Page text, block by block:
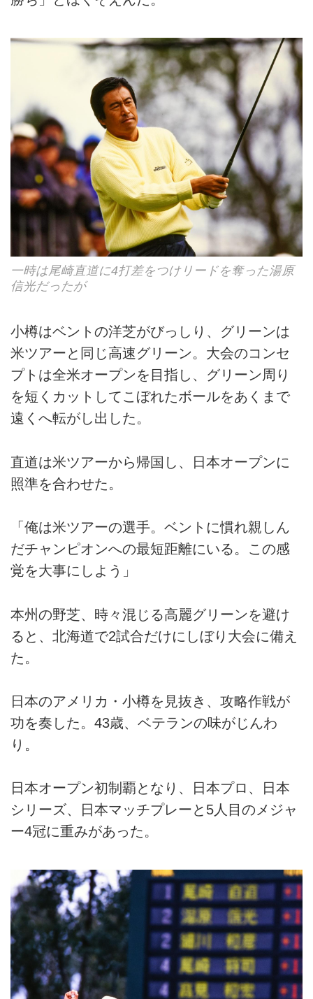
一時は尾崎直道に4打差をつけリードを奪った湯原
信光だったが
小樽はベントの洋芝がびっしり、グリーンは
米ツアーと同じ高速グリーン。大会のコンセ
プトは全米オープンを目指し、グリーン周り
を短くカットしてこぼれたボールをあくまで
遠くへ転がし出した。
直道は米ツアーから帰国し、日本オープンに
照準を合わせた。
「俺は米ツアーの選手。ベントに慣れ親しん
だチャンピオンへの最短距離にいる。この感
覚を大事にしよう」
本州の野芝、時々混じる高麗グリーンを避け
ると、北海道で2試合だけにしぼり大会に備え
た。
日本のアメリカ・小樽を見抜き、攻略作戦が
功を奏した。43歳、ベテランの味がじんわ
り。
日本オープン初制覇となり、日本プロ、日本
シリーズ、日本マッチプレーと5人目のメジャ
ー4冠に重みがあった。